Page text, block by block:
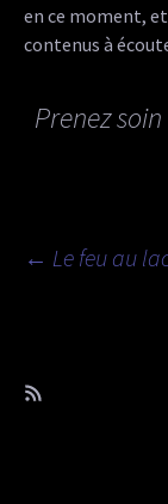
en ce moment,
contenus à
Prenez
articles
← Le feu au
Flux RSS